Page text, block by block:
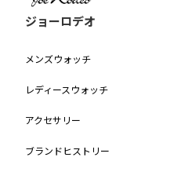
ジョーロデオ
メンズウォッチ
レディースウォッチ
アクセサリー
ブランドヒストリー